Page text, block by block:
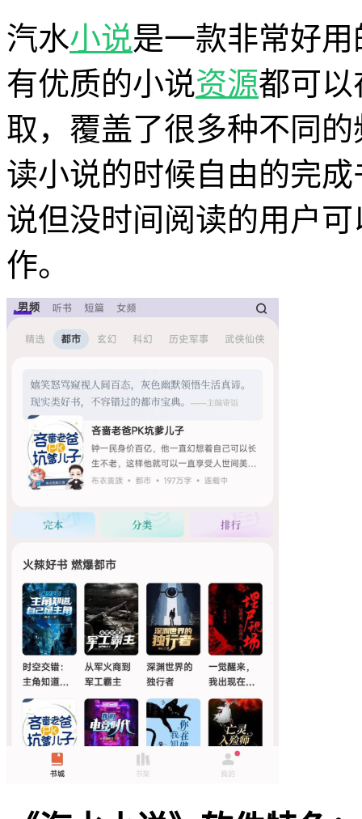
汽水小说是一款非常好
有优质的小说资源都可
取，覆盖了很多种不同
读小说的时候自由的完
说但没时间阅读的用户
作。